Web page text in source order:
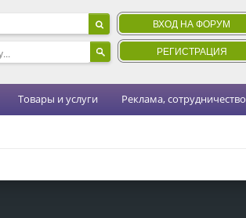
ВХОД НА ФОРУМ
РЕГИСТРАЦИЯ
Товары и услуги Реклама, сотрудничество